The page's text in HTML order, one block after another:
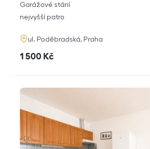
rozměry
dispozice
Garážové stání
funkce
nejvyšší patro
adresa
ul. Poděbradská, Praha
cena
1 500 Kč